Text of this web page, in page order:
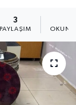
3
PAYLAŞIM